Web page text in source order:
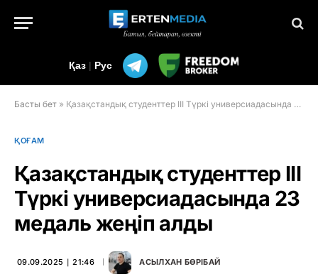
Қаз | Рус
Басты бет » Қазақстандық студенттер III Түркі универсиадасында 23 медаль жеңіп алды
ҚОҒАМ
Қазақстандық студенттер III
Түркі универсиадасында 23
медаль жеңіп алды
09.09.2025 ∣ 21:46 АСЫЛХАН БӨРІБАЙ